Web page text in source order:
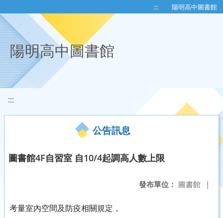
::: 陽明高中圖書館
陽明高中圖書館
:::
公告訊息
圖書館4F自習室 自10/4起調高人數上限
發布單位： 圖書館 |
考量室內空間及防疫相關規定，